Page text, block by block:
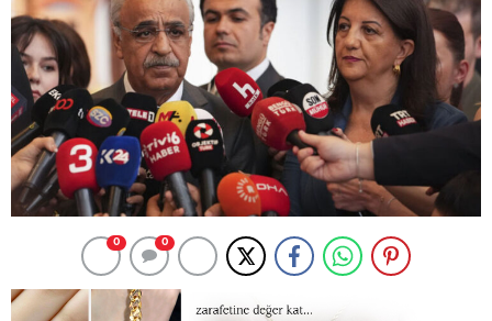
0 0